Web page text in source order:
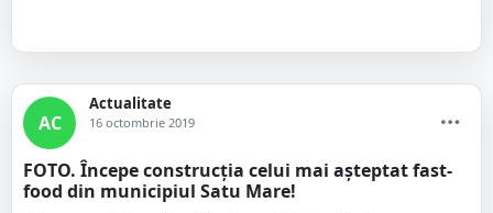
AC
Actualitate
16 octombrie 2019
FOTO. Începe construcția celui mai așteptat fast-
food din municipiul Satu Mare!